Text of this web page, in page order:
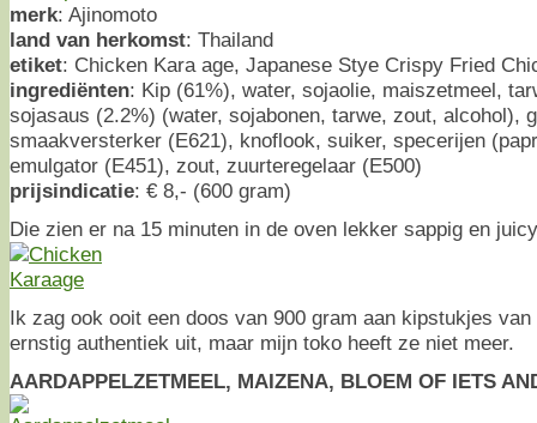
merk: Ajinomoto
land van herkomst: Thailand
etiket: Chicken Kara age, Japanese Stye Crispy Fried
ingrediënten: Kip (61%), water, sojaolie, maiszetmeel,
sojasaus (2.2%) (water, sojabonen, tarwe, zout, alcohol),
smaakversterker (E621), knoflook, suiker, specerijen
emulgator (E451), zout, zuurteregelaar (E500)
prijsindicatie: € 8,- (600 gram)
Die zien er na 15 minuten in de oven lekker sappig en
Ik zag ook ooit een doos van 900 gram aan kipstukjes van
ernstig authentiek uit, maar mijn toko heeft ze niet meer.
AARDAPPELZETMEEL, MAIZENA, BLOEM OF IETS